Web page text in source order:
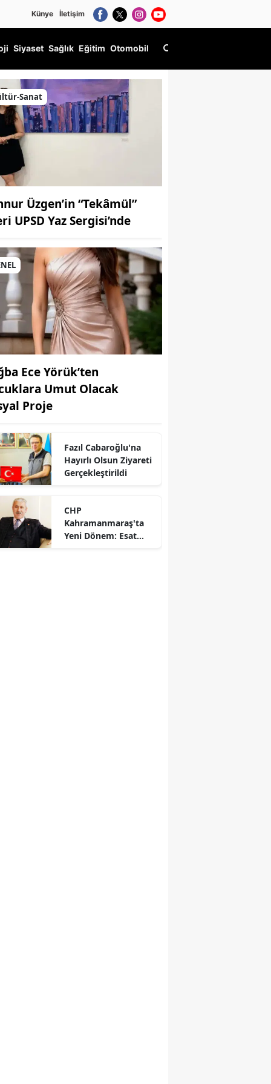
Künye İletişim
Siyaset Sağlık Eğitim Otomobil
Sanat
Üzgen’in “Tekâmül”
UPSD Yaz Sergisi’nde
Ece Yörük’ten
Umut Olacak
Proje
Fazıl Cabaroğlu'na
Hayırlı Olsun Ziyareti
Gerçekleştirildi
CHP
Kahramanmaraş'ta
Yeni Dönem: Esat